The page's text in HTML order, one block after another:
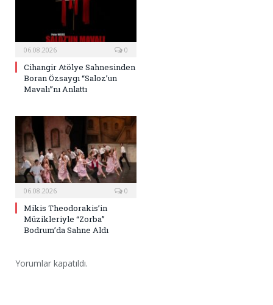
06.08.2026 0
Cihangir Atölye Sahnesinden
Boran Özsaygı “Saloz’un
Mavalı”nı Anlattı
06.08.2026 0
Mikis Theodorakis’in
Müzikleriyle “Zorba”
Bodrum’da Sahne Aldı
Yorumlar kapatıldı.